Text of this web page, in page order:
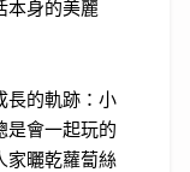
本身的美麗
長的軌跡：小
是會一起玩的
家曬乾蘿蔔絲